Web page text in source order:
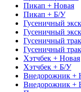
Пикап + Новая
Пикап + Б/У
Гусеничный
Гусеничный
Гусеничный
Гусеничный
Хэтчбек + Новая
Хэтчбек + Б/У
Внедорожник +
Внедорожник +